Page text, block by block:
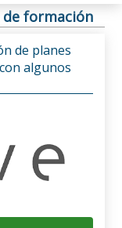
formación
de planes
algunos